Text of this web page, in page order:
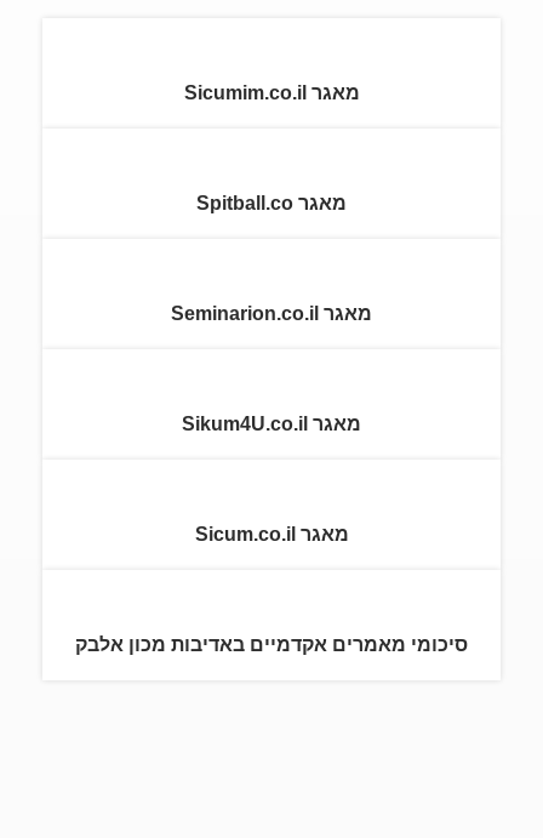
מאגר Sicumim.co.il
מאגר Spitball.co
מאגר Seminarion.co.il
מאגר Sikum4U.co.il
מאגר Sicum.co.il
סיכומי מאמרים אקדמיים באדיבות מכון אלבק